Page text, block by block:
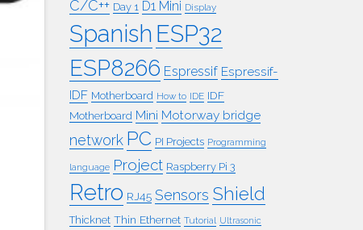
C/C++ Day 1 D1 Mini Display
Spanish ESP32
ESP8266 Espressif Espressif-
IDF Motherboard How to IDE IDF
Motherboard Mini Motorway bridge
network PC PI Projects Programming
language Project Raspberry Pi 3
Retro RJ45 Sensors Shield
Thicknet Thin Ethernet Tutorial Ultrasonic